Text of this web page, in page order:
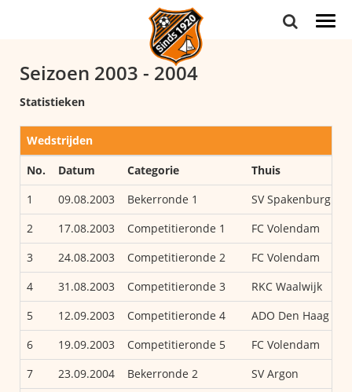
Seizoen 2003 - 2004
Statistieken
Wedstrijden
No.
Datum Categorie Thuis
1
09.08.2003 Bekerronde 1 SV Spakenburg
2
17.08.2003 Competitieronde 1 FC Volendam
3
24.08.2003 Competitieronde 2 FC Volendam
4
31.08.2003 Competitieronde 3 RKC Waalwijk
5
12.09.2003 Competitieronde 4 ADO Den Haag
6
19.09.2003 Competitieronde 5 FC Volendam
7
23.09.2004 Bekerronde 2 SV Argon